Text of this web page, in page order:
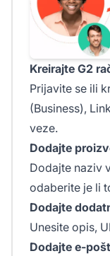
Kreirajte G2
Prijavite se ili
(Business),
veze.
Dodajte
Dodajte naziv
odaberite je li
Dodajte
Unesite opis,
Dodajte e-